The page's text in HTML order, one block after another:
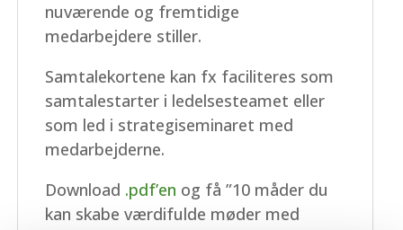
nuværende og fremtidige
medarbejdere stiller.
Samtalekortene kan fx faciliteres som
samtalestarter i ledelsesteamet eller
som led i strategiseminaret med
medarbejderne.
Download .pdf’en og få ”10 måder du
kan skabe værdifulde møder med